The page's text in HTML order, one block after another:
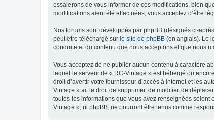
essaierons de vous informer de ces modifications, bien
modifications aient été effectuées, vous acceptez d’être
Nos forums sont développés par phpBB (désignés ci-
peut être téléchargé sur le site de phpBB (en anglais). Le
conduite et du contenu que nous acceptons et que nous
Vous acceptez de ne publier aucun contenu à caractère
lequel le serveur de « RC-Vintage » est hébergé ou
droit d’avertir votre fournisseur d’accès à internet et les
Vintage » ait le droit de supprimer, de modifier, de
toutes les informations que vous avez renseignées
Vintage », ni phpBB, ne pourront être tenus comme